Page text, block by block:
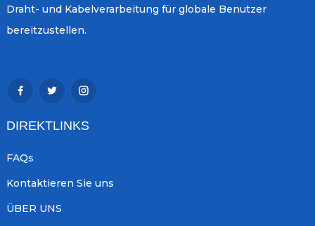
Draht- und Kabelverarbeitung für globale Benutzer
bereitzustellen.
DIREKTLINKS
FAQs
Kontaktieren Sie uns
ÜBER UNS